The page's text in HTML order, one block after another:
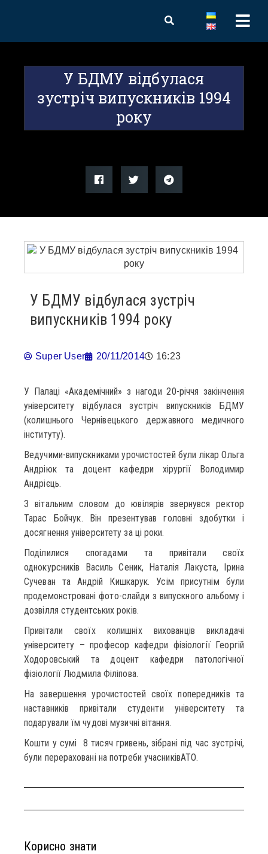
У БДМУ відбулася
зустріч випускників 1994
року
У БДМУ відбулася зустріч
випускників 1994 року
Super User 20/11/2014 16:23
У Палаці «Академічний» з нагоди 20-річчя закінчення
університету відбулася зустріч випускників БДМУ
(колишнього Чернівецького державного медичного
інституту).
Ведучими-випускниками урочистостей були лікар Ольга
Андріюк та доцент кафедри хірургії Володимир
Андрієць.
З вітальним словом до ювілярів звернувся ректор
Тарас Бойчук. Він презентував головні здобутки і
досягнення університету за ці роки.
Поділилися спогадами та привітали своїх
однокурсників Василь Сеник, Наталія Лакуста, Ірина
Сучеван та Андрій Кишкарук. Усім присутнім були
продемонстровані фото-слайди з випускного альбому і
дозвілля студентських років.
Привітали своїх колишніх вихованців викладачі
університету – професор кафедри фізіології Георгій
Ходоровський та доцент кафедри патологічної
фізіології Людмила Філіпова.
На завершення урочистостей своїх попередників та
наставників привітали студенти університету та
подарували їм чудові музичні вітання.
Кошти у сумі 8 тисяч гривень, зібрані під час зустрічі,
були перераховані на потреби учасниківАТО.
Корисно знати